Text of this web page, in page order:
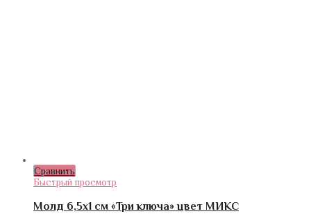
Сравнить
Быстрый просмотр
Молд 6,5х1 см «Три ключа» цвет МИКС